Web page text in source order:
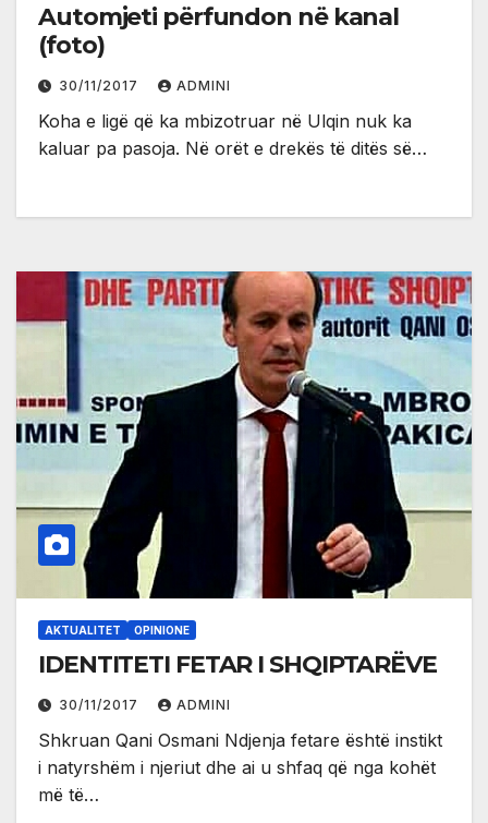
Automjeti përfundon në kanal
(foto)
30/11/2017 ADMINI
Koha e ligë që ka mbizotruar në Ulqin nuk ka
kaluar pa pasoja. Në orët e drekës të ditës së…
AKTUALITET OPINIONE
IDENTITETI FETAR I SHQIPTARËVE
30/11/2017 ADMINI
Shkruan Qani Osmani Ndjenja fetare është instikt
i natyrshëm i njeriut dhe ai u shfaq që nga kohët
më të…